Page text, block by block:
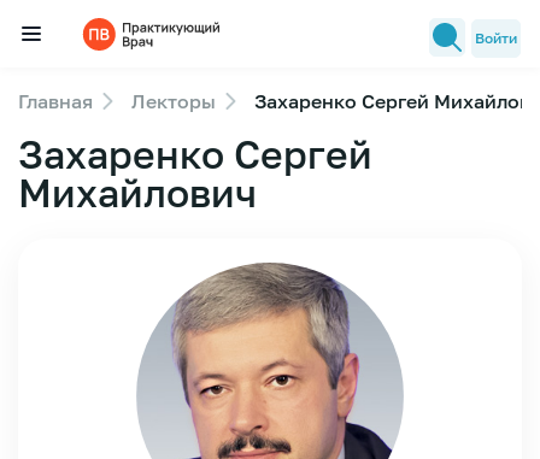
Семинары
Новости медицины
Лекторы
Войти
Главная Лекторы Захаренко Сергей
Захаренко Сергей
Михайлович